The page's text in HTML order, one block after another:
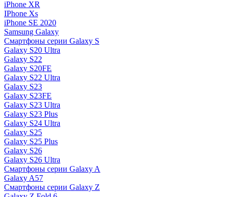
iPhone XR
IPhone Xs
iPhone SE 2020
Samsung Galaxy
Смартфоны серии Galaxy S
Galaxy S20 Ultra
Galaxy S22
Galaxy S20FE
Galaxy S22 Ultra
Galaxy S23
Galaxy S23FE
Galaxy S23 Ultra
Galaxy S23 Plus
Galaxy S24 Ultra
Galaxy S25
Galaxy S25 Plus
Galaxy S26
Galaxy S26 Ultra
Смартфоны серии Galaxy A
Galaxy A57
Смартфоны серии Galaxy Z